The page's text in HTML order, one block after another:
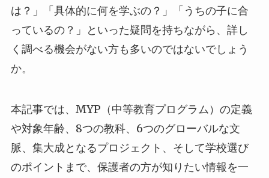
は？」「具体的に何を学ぶの？」「うちの子に合
っているの？」といった疑問を持ちながら、詳し
く調べる機会がない方も多いのではないでしょう
か。
本記事では、MYP（中等教育プログラム）の定義
や対象年齢、8つの教科、6つのグローバルな文
脈、集大成となるプロジェクト、そして学校選び
のポイントまで、保護者の方が知りたい情報を一